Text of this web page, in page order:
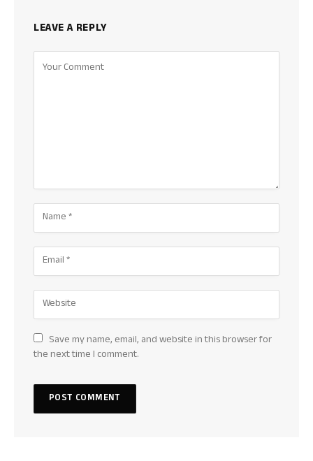
LEAVE A REPLY
Save my name, email, and website in this browser for
the next time I comment.